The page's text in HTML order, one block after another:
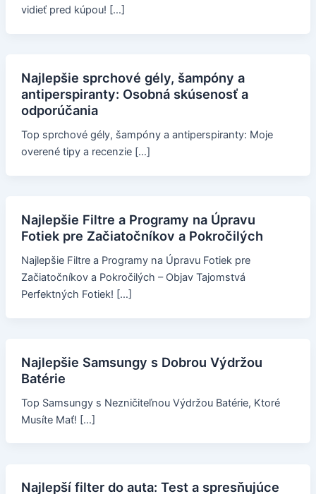
vidieť pred kúpou! […]
Najlepšie sprchové gély, šampóny a
antiperspiranty: Osobná skúsenosť a
odporúčania
Top sprchové gély, šampóny a antiperspiranty: Moje
overené tipy a recenzie […]
Najlepšie Filtre a Programy na Úpravu
Fotiek pre Začiatočníkov a Pokročilých
Najlepšie Filtre a Programy na Úpravu Fotiek pre
Začiatočníkov a Pokročilých – Objav Tajomstvá
Perfektných Fotiek! […]
Najlepšie Samsungy s Dobrou Výdržou
Batérie
Top Samsungy s Nezničiteľnou Výdržou Batérie, Ktoré
Musíte Mať! […]
Najlepší filter do auta: Test a spresňujúce